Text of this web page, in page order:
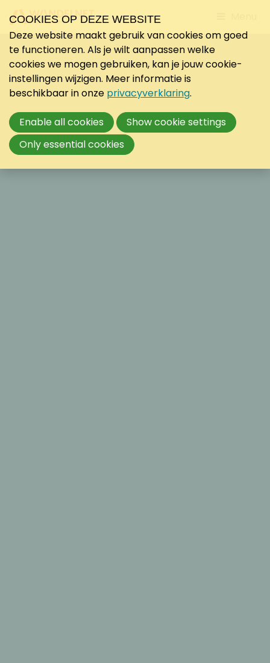
to
COOKIES OP DEZE WEBSITE
Deze website maakt gebruik van cookies om goed
te functioneren. Als je wilt aanpassen welke
cookies we mogen gebruiken, kan je jouw cookie-
instellingen wijzigen. Meer informatie is
beschikbaar in onze privacyverklaring.
Enable all cookies
Show cookie settings
Only essential cookies